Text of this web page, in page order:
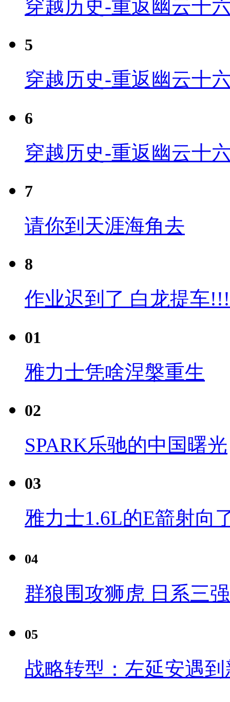
穿越历史-重返幽云十
5
穿越历史-重返幽云十
6
穿越历史-重返幽云十
7
请你到天涯海角去
8
作业迟到了 白龙提车
01
雅力士凭啥涅槃重生
02
SPARK乐驰的中国曙光
03
雅力士1.6L的E箭射向
04
群狼围攻狮虎 日系三
05
战略转型：左延安遇